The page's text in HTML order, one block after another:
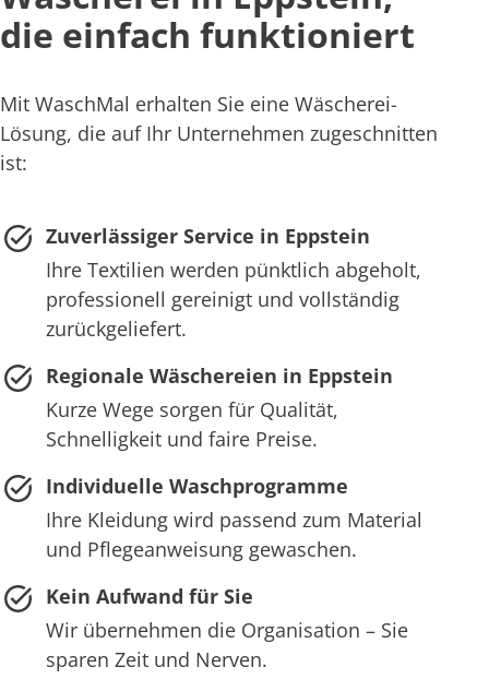
die einfach funktioniert
Mit WaschMal erhalten Sie eine Wäscherei-
Lösung, die auf Ihr Unternehmen zugeschnitten
ist:
Zuverlässiger Service in Eppstein
Ihre Textilien werden pünktlich abgeholt,
professionell gereinigt und vollständig
zurückgeliefert.
Regionale Wäschereien in Eppstein
Kurze Wege sorgen für Qualität,
Schnelligkeit und faire Preise.
Individuelle Waschprogramme
Ihre Kleidung wird passend zum Material
und Pflegeanweisung gewaschen.
Kein Aufwand für Sie
Wir übernehmen die Organisation – Sie
sparen Zeit und Nerven.